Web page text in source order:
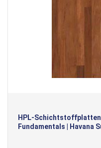
HPL-
Fundamentals | Havana